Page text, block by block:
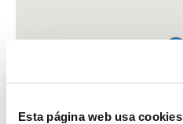
Esta página web usa cookies